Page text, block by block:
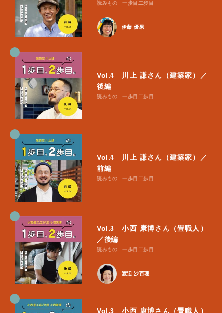
読みもの 一歩目二歩目
伊藤 優果
Vol.4 川上 謙さん（建築家）／
後編
読みもの 一歩目二歩目
Vol.4 川上 謙さん（建築家）／
前編
読みもの 一歩目二歩目
Vol.3 小西 康博さん（畳職人）
／後編
読みもの 一歩目二歩目
渡辺 沙百理
Vol.3 小西 康博さん（畳職人）